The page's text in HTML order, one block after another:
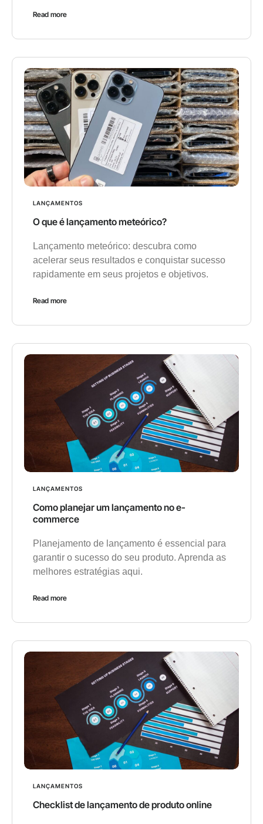
Read more
LANÇAMENTOS
O que é lançamento meteórico?
Lançamento meteórico: descubra como
acelerar seus resultados e conquistar sucesso
rapidamente em seus projetos e objetivos.
Read more
LANÇAMENTOS
Como planejar um lançamento no e-
commerce
Planejamento de lançamento é essencial para
garantir o sucesso do seu produto. Aprenda as
melhores estratégias aqui.
Read more
LANÇAMENTOS
Checklist de lançamento de produto online